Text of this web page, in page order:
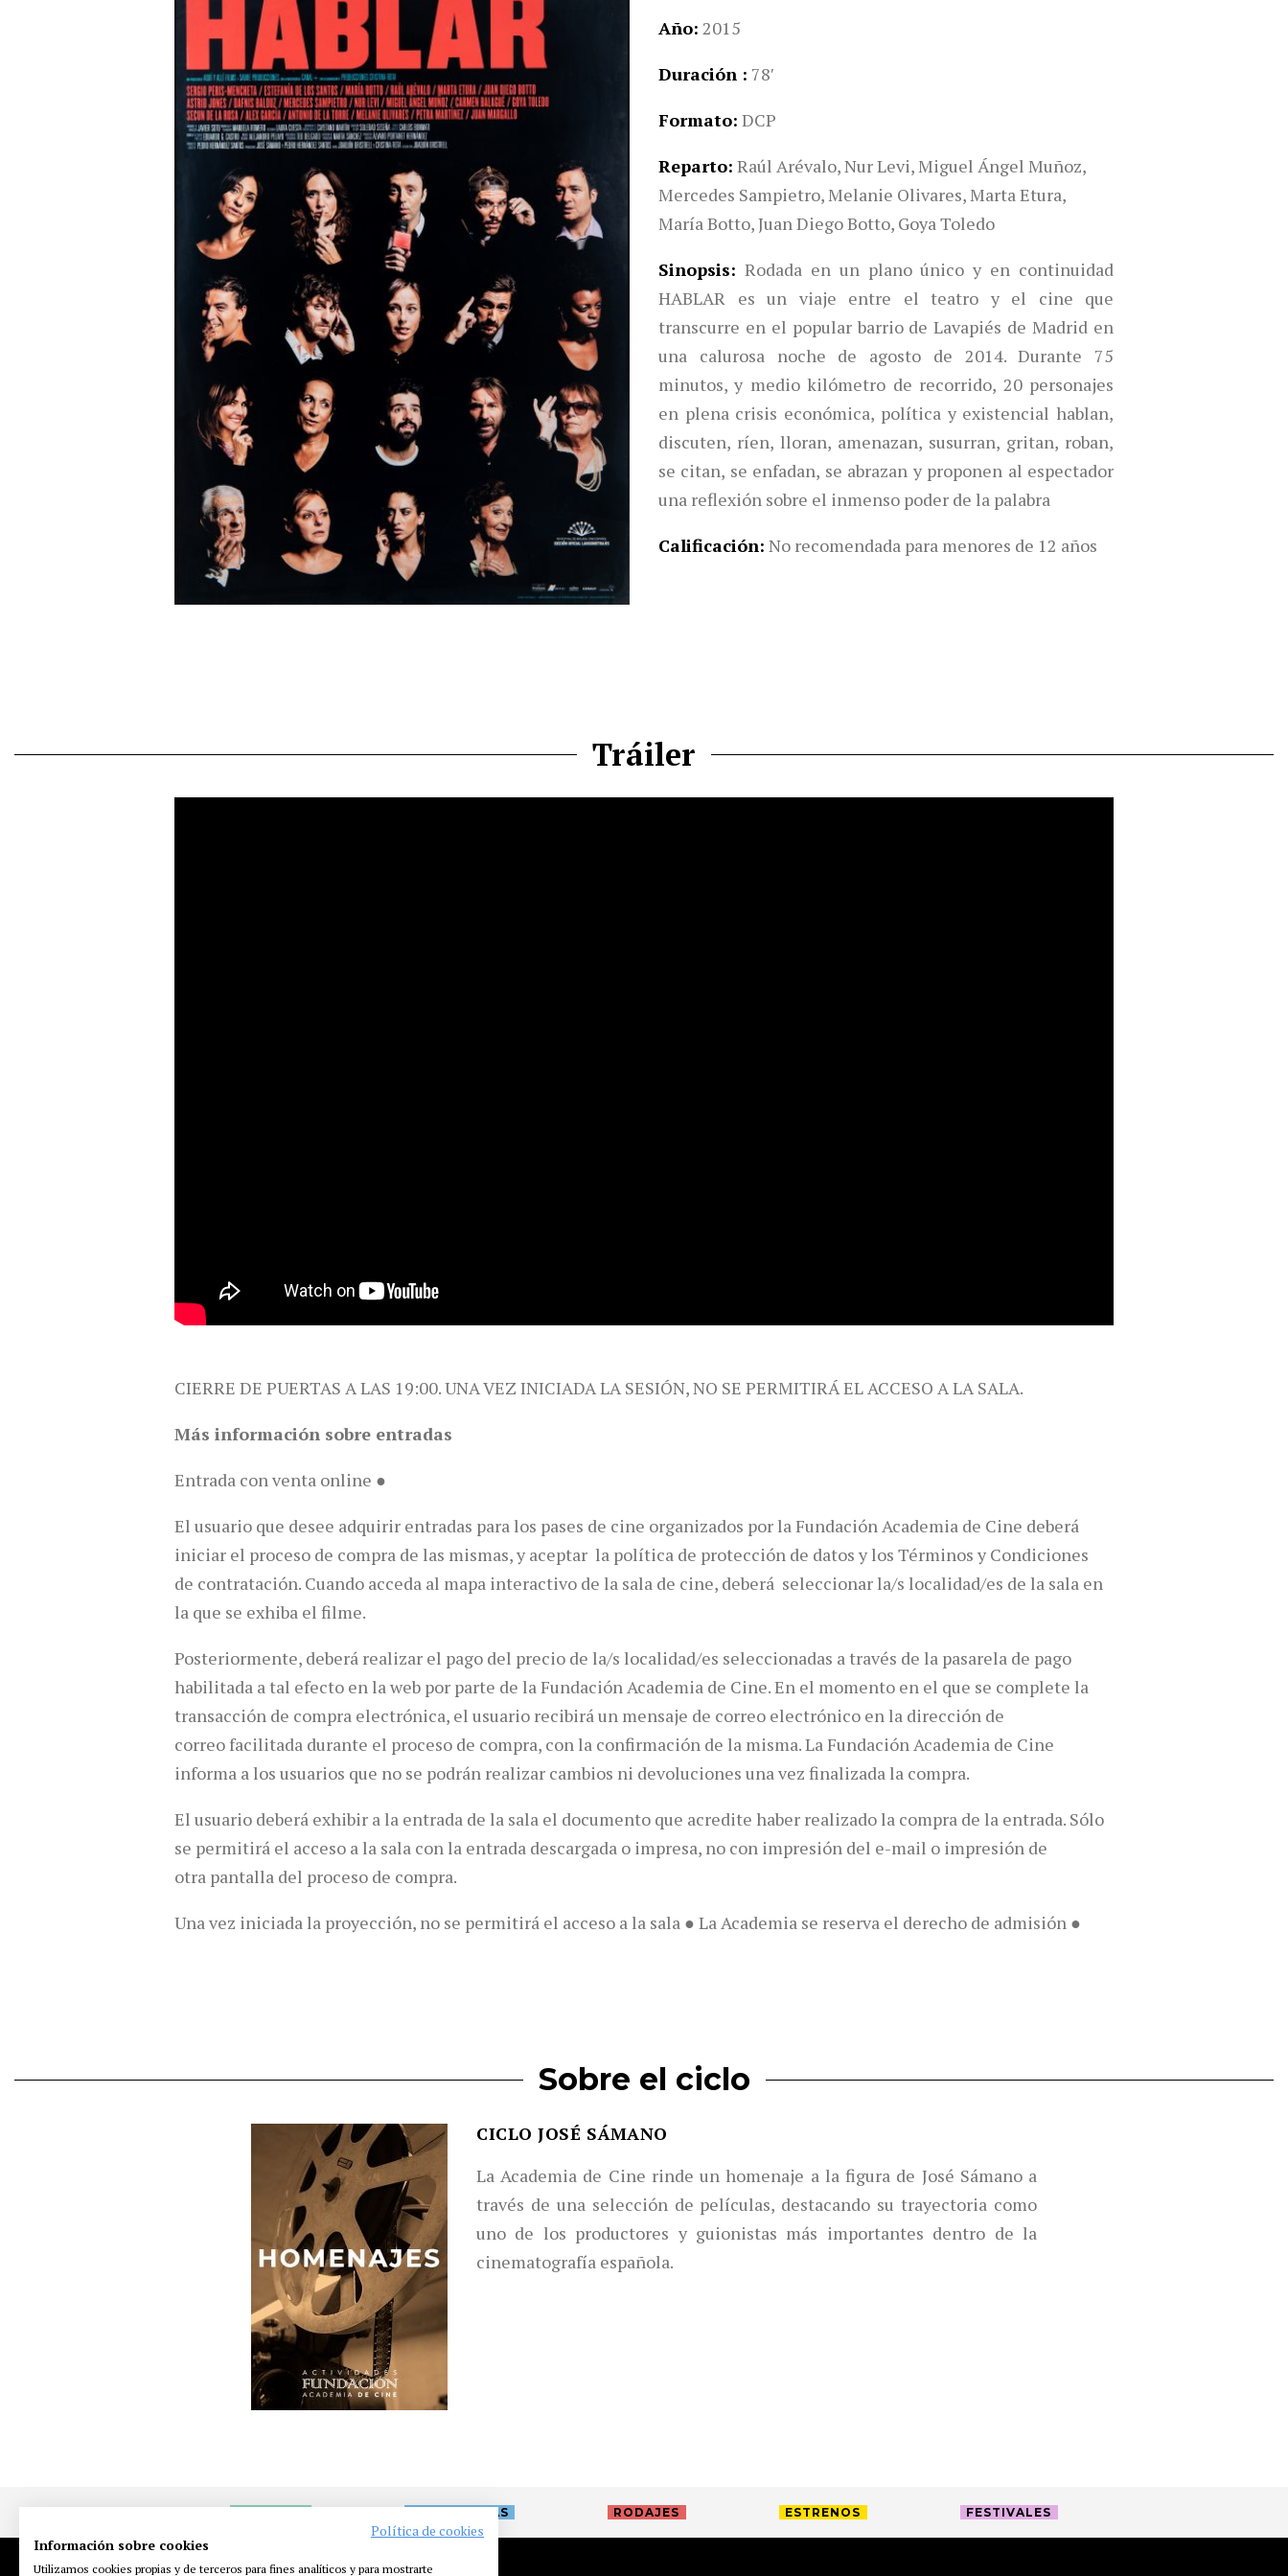
Año 2015
Duración
78′
Formato DCP
Reparto Raúl Arévalo, Nur Levi, Miguel Ángel Muñoz,
Mercedes Sampietro, Melanie Olivares, Marta Etura,
María Botto, Juan Diego Botto, Goya Toledo
Sinopsis
Rodada en un plano único y en continuidad
HABLAR es un viaje entre el teatro y el cine que
transcurre en el popular barrio de Lavapiés de Madrid en
una calurosa noche de agosto de 2014. Durante 75
minutos, y medio kilómetro de recorrido, 20 personajes
en plena crisis económica, política y existencial hablan,
discuten, ríen, lloran, amenazan, susurran, gritan, roban,
se citan, se enfadan, se abrazan y proponen al espectador
una reflexión sobre el inmenso poder de la palabra
Calificación No recomendada para menores de 12 años
Tráiler
CIERRE DE PUERTAS A LAS 19:00. UNA VEZ INICIADA LA SESIÓN, NO SE PERMITIRÁ EL ACCESO A LA SALA.
Más información sobre entradas
Entrada con venta online ●
El usuario que desee adquirir entradas para los pases de cine organizados por la Fundación Academia de Cine deberá
iniciar el proceso de compra de las mismas, y aceptar la política de protección de datos y los Términos y Condiciones
de contratación. Cuando acceda al mapa interactivo de la sala de cine, deberá seleccionar la/s localidad/es de la sala en
la que se exhiba el filme.
Posteriormente, deberá realizar el pago del precio de la/s localidad/es seleccionadas a través de la pasarela de pago
habilitada a tal efecto en la web por parte de la Fundación Academia de Cine. En el momento en el que se complete la
transacción de compra electrónica, el usuario recibirá un mensaje de correo electrónico en la dirección de
correo facilitada durante el proceso de compra, con la confirmación de la misma. La Fundación Academia de Cine
informa a los usuarios que no se podrán realizar cambios ni devoluciones una vez finalizada la compra.
El usuario deberá exhibir a la entrada de la sala el documento que acredite haber realizado la compra de la entrada. Sólo
se permitirá el acceso a la sala con la entrada descargada o impresa, no con impresión del e-mail o impresión de
otra pantalla del proceso de compra.
Una vez iniciada la proyección, no se permitirá el acceso a la sala ● La Academia se reserva el derecho de admisión ●
Sobre el ciclo
CICLO JOSÉ SÁMANO
La Academia de Cine rinde un homenaje a la figura de José Sámano a
través de una selección de películas, destacando su trayectoria como
uno de los productores y guionistas más importantes dentro de la
cinematografía española.
ENTREVISTAS RODAJES ESTRENOS FESTIVALES
Política de cookies
Información sobre cookies
Utilizamos cookies propias y de terceros para fines analíticos y para mostrarte